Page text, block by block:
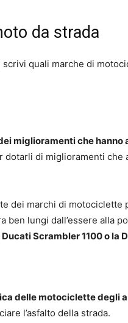
da strada
quali marche di
miglioramenti che hanno
di miglioramenti che
dei marchi di
ben lungi dall’essere alla
Ducati Scrambler 1100 o la
delle motociclette degli
l’asfalto della strada.